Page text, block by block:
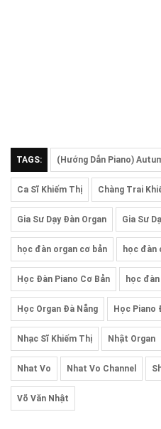
TAGS: (Hướng Dẫn Piano)
Ca Sĩ Khiếm Thị Chàng Trai
Gia Sư Dạy Đàn Organ Gia Sư
học đàn organ cơ bản học đàn
Học Đàn Piano Cơ Bản học
Học Organ Đà Nẵng Học Piano
Nhạc Sĩ Khiếm Thị Nhật Organ
Nhat Vo Nhat Vo Channel
Võ Văn Nhật